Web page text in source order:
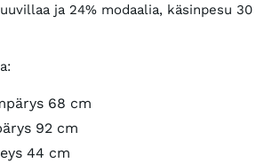
ja 24% modaalia, käsinpesu 30
68 cm
92 cm
44 cm